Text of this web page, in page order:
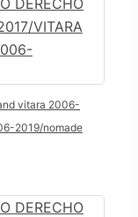
vitara 2006-
2019/nomade